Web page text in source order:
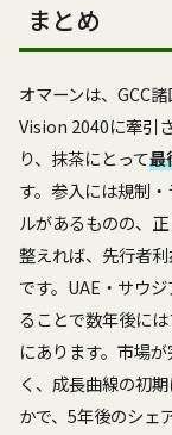
まとめ
オマーンは、GCC
Vision 2040に牽引
り、抹茶にとって最
す。参入には規制
ルがあるものの、
整えれば、先行者
です。UAE・サウ
ることで数年後に
にあります。市場
く、成長曲線の初
かで、5年後のシェ